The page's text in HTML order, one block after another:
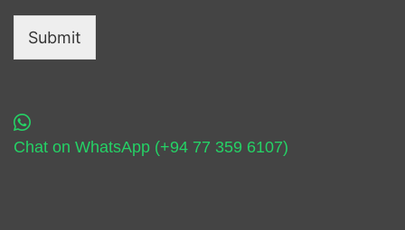
Submit
Chat on WhatsApp (+94 77 359 6107)